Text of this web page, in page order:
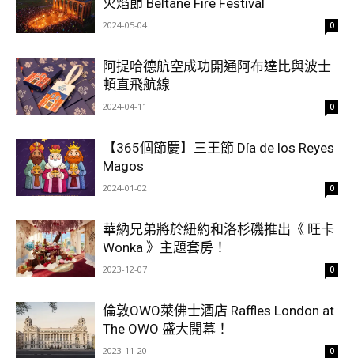
2024-05-04 0
阿提哈德航空成功開通阿布達比與波士
頓直飛航線
2024-04-11 0
【365個節慶】三王節 Día de los Reyes
Magos
2024-01-02 0
華納兄弟將於紐約和洛杉磯推出《 旺卡
Wonka 》主題套房！
2023-12-07 0
倫敦OWO萊佛士酒店 Raffles London at
The OWO 盛大開幕！
2023-11-20 0